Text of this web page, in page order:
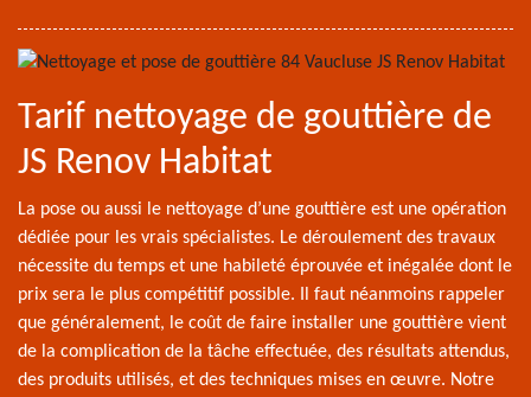
Tarif nettoyage de gouttière de
JS Renov Habitat
La pose ou aussi le nettoyage d’une gouttière est une opération
dédiée pour les vrais spécialistes. Le déroulement des travaux
nécessite du temps et une habileté éprouvée et inégalée dont le
prix sera le plus compétitif possible. Il faut néanmoins rappeler
que généralement, le coût de faire installer une gouttière vient
de la complication de la tâche effectuée, des résultats attendus,
des produits utilisés, et des techniques mises en œuvre. Notre